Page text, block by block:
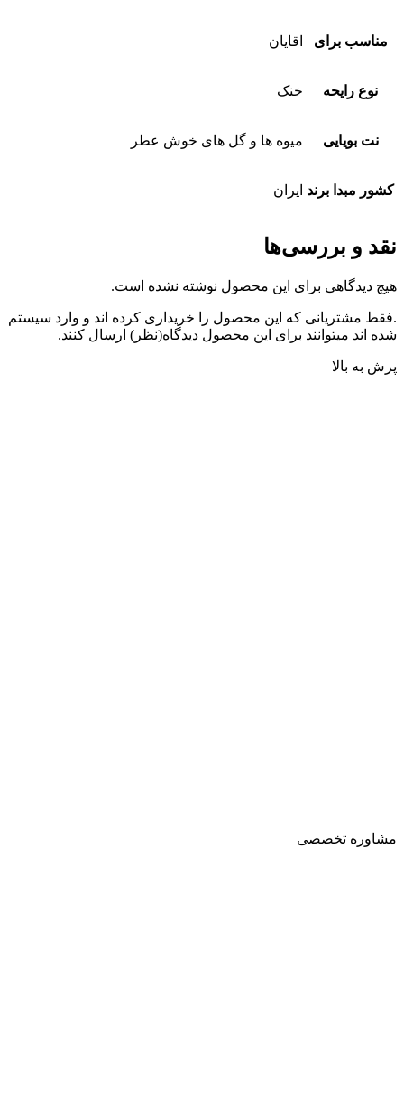
مناسب برای اقایان
نوع رایحه خنک
نت بویایی میوه ها و گل های خوش عطر
کشور مبدا برند ایران
نقد و بررسی‌ها
هیچ دیدگاهی برای این محصول نوشته نشده است.
.فقط مشتریانی که این محصول را خریداری کرده اند و وارد سیستم
شده اند میتوانند برای این محصول دیدگاه(نظر) ارسال کنند.
پرش به بالا
مشاوره تخصصی